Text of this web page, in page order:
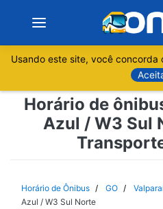
Sobre
Minas Gerais
Usando este site, você concorda
Horário de
Azul / W3 Sul
Horário de Ônibus GO
Azul / W3 Sul Norte